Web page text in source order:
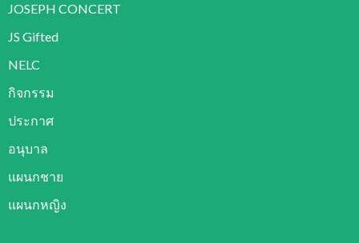
JOSEPH CONCERT
JS Gifted
NELC
กิจกรรม
ประกาศ
อนุบาล
แผนกชาย
แผนกหญิง